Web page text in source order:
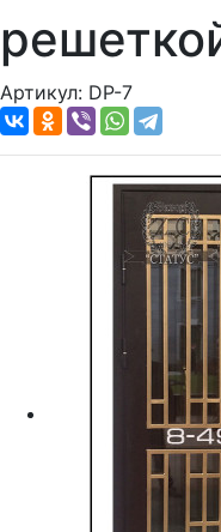
Артикул: DP-7